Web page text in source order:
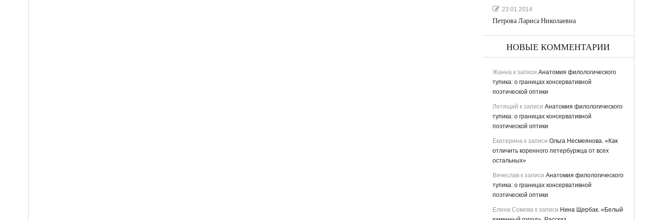
23.01.2014
Петрова Лариса Николаевна
НОВЫЕ КОММЕНТАРИИ
Жаннак записи Анатомия филологического
тупика: о границах консервативной
поэтической оптики
Летящий к записи Анатомия филологического
тупика: о границах консервативной
поэтической оптики
Екатеринак записи Ольга Несмеянова. «Как
отличить коренного петербуржца от всех
остальных»
Вячеславк записи Анатомия филологического
тупика: о границах консервативной
поэтической оптики
Елена Сомовак записи Нина Щербак. «Белый